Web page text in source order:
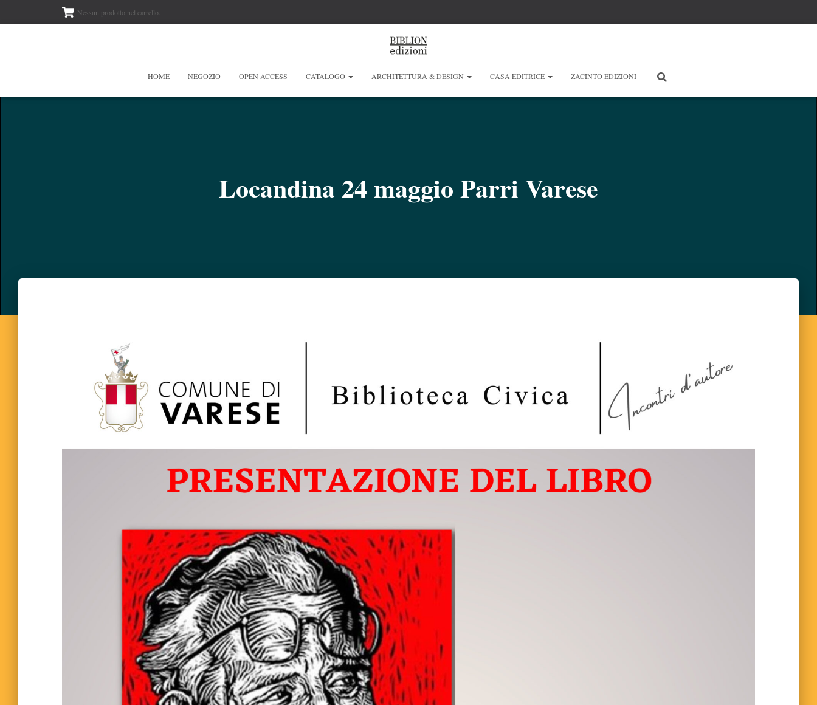
Nessun prodotto nel carrello.
HOME NEGOZIO OPEN ACCESS CATALOGO ARCHITETTURA & DESIGN CASA EDITRICE ZACINTO EDIZIONI
Locandina 24 maggio Parri Varese